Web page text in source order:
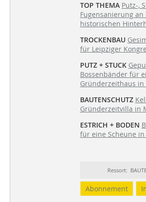
TOP THEMA Putz-,
Fugensanierung an
historischen
TROCKENBAU
für Leipziger
PUTZ + STUCK
Bossenbänder für
Gründerzeithaus
BAUTENSCHUTZ
Gründerzeitvilla in
ESTRICH + BODEN
für eine Scheune
Ressort:
Abonnement